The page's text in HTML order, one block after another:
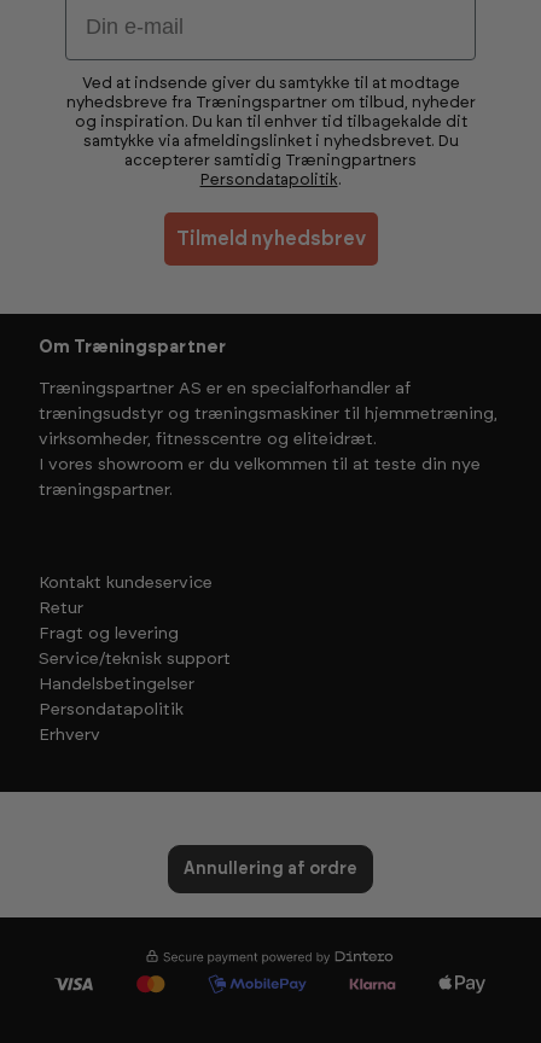
Email
Ved at indsende giver du samtykke til at modtage
nyhedsbreve fra Træningspartner om tilbud, nyheder
og inspiration. Du kan til enhver tid tilbagekalde dit
samtykke via afmeldingslinket i nyhedsbrevet. Du
accepterer samtidig Træningpartners
Persondatapolitik.
Tilmeld nyhedsbrev
Om Træningspartner
Træningspartner AS er en specialforhandler af
træningsudstyr og træningsmaskiner til hjemmetræning,
virksomheder, fitnesscentre og eliteidræt.
I vores showroom er du velkommen til at teste din nye
træningspartner.
Kontakt kundeservice
Retur
Fragt og levering
Service/teknisk support
Handelsbetingelser
Persondatapolitik
Erhverv
Annullering af ordre